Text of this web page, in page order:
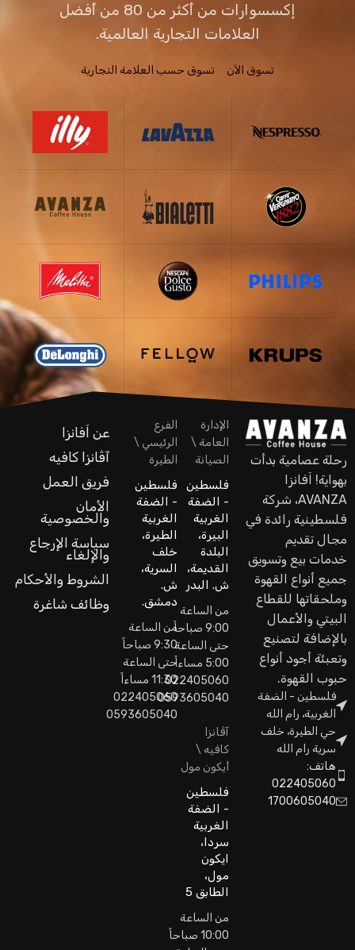
إكسسوارات من أكثر من 80 من أفضل
العلامات التجارية العالمية.
تسوق الاَن تسوق حسب العلامة التجارية
رحلة عصامية بدأت
بهواية! اَفانزا
AVANZA، شركة
فلسطينية رائدة في
مجال تقديم
خدمات بيع وتسويق
جميع أنواع القهوة
وملحقاتها للقطاع
البيتي والأعمال
بالإضافة لتصنيع
وتعبئة أجود أنواع
حبوب القهوة.
فلسطين - الضفة
الغربية، رام الله
حي الطيرة، خلف
سرية رام الله
هاتف:
022405060
1700605040
الإدارة
العامة \
الصيانة
فلسطين
- الضفة
الغربية
البيرة،
البلدة
القديمة،
ش. البدر
من الساعة
9:00 صباحاً
حتى الساعة
5:00 مساءاً
022405060
0593605040
الفرع
الرئيسي \
الطيرة
فلسطين
- الضفة
الغربية
الطيرة،
خلف
السرية،
ش.
دمشق.
من الساعة
9:30 صباحاً
حتى الساعة
11:30 مساءاً
022405060
0593605040
آڤانزا
كافيه \
أيكون مول
فلسطين
- الضفة
الغربية
سردا،
ايكون
مول،
الطابق 5
من الساعة
10:00 صباحاً
عن اَفانزا
آڤانزا كافيه
فريق العمل
الأمان
والخصوصية
سياسة الإرجاع
والإلغاء
الشروط والأحكام
وظائف شاغرة